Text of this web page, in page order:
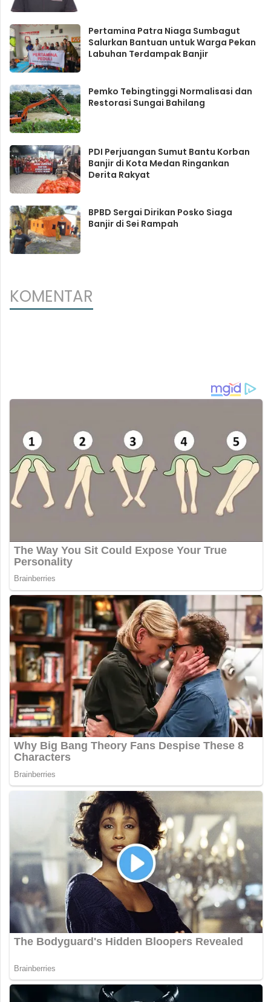
Pertamina Patra Niaga Sumbagut
Salurkan Bantuan untuk Warga Pekan
Labuhan Terdampak Banjir
Pemko Tebingtinggi Normalisasi dan
Restorasi Sungai Bahilang
PDI Perjuangan Sumut Bantu Korban
Banjir di Kota Medan Ringankan
Derita Rakyat
BPBD Sergai Dirikan Posko Siaga
Banjir di Sei Rampah
KOMENTAR